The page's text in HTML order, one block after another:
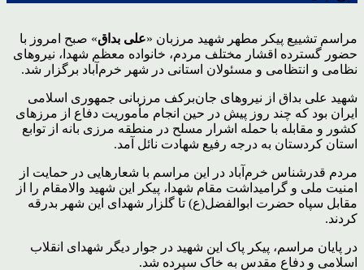
مراسم تشییع پیکر مطهر شهید مرزبان «علی بداق» صبح امروز با
حضور گسترده اقشار مختلف مردم، خانواده معظم شهدا، نیروهای
نظامی و انتظامی و مسئولان استانی در شهر خرم‌آباد برگزار شد.
شهید علی بداق از نیروهای جان‌برکف مرزبانی جمهوری اسلامی
ایران بود که چند روز پیش در حین انجام مأموریت دفاع از مرزهای
کشور و مقابله با حمله اشرار مسلح در منطقه مرزی بانه از توابع
استان کردستان به درجه رفیع شهادت نائل آمد.
مردم قدرشناس خرم‌آباد در این مراسم با شعارهایی در حمایت از
امنیت ملی و گرامیداشت مقام شهدا، پیکر این شهید والامقام را از
مقابل سپاه حضرت ابوالفضل(ع) تا گلزار شهدای این شهر بدرقه
کردند.
در پایان مراسم، پیکر پاک این شهید در جوار دیگر شهدای انقلاب
اسلامی و دفاع مقدس به خاک سپرده شد.